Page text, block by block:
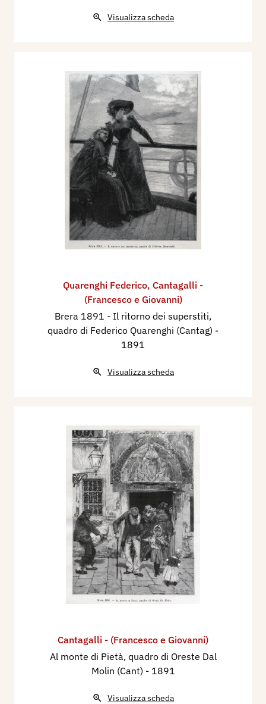
Visualizza scheda
Quarenghi Federico, Cantagalli -
(Francesco e Giovanni)
Brera 1891 - Il ritorno dei superstiti,
quadro di Federico Quarenghi (Cantag) -
1891
Visualizza scheda
Cantagalli - (Francesco e Giovanni)
Al monte di Pietà, quadro di Oreste Dal
Molin (Cant) - 1891
Visualizza scheda